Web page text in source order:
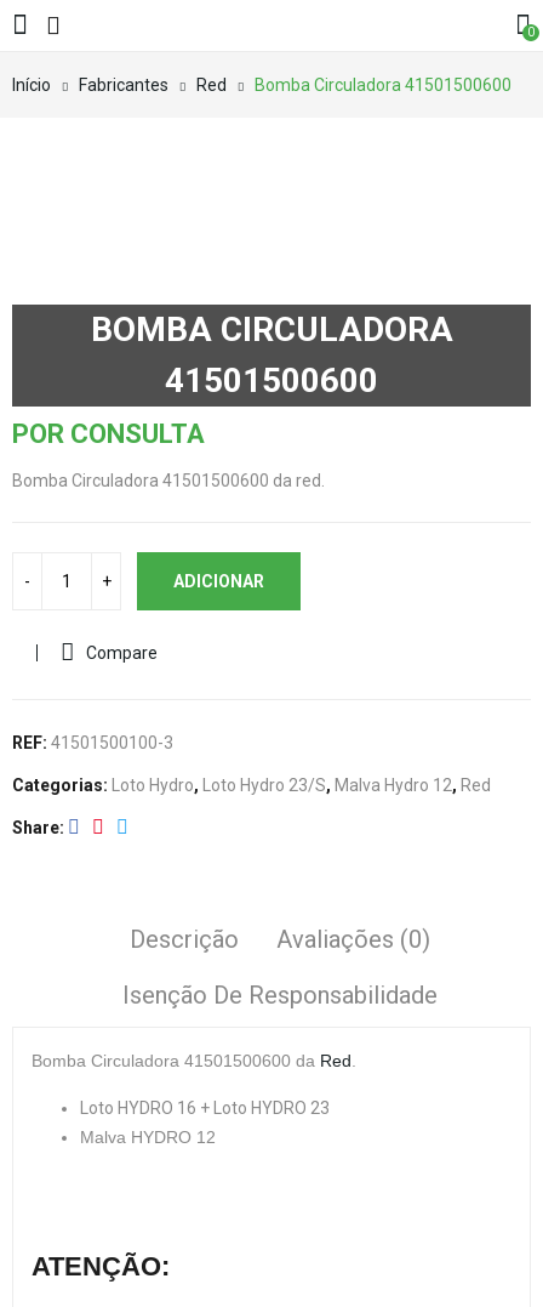
0
Início Fabricantes Red Bomba Circuladora 41501500600
BOMBA CIRCULADORA
41501500600
POR CONSULTA
Bomba Circuladora 41501500600 da red.
ADICIONAR
Compare
REF: 41501500100-3
Categorias: Loto Hydro, Loto Hydro 23/S, Malva Hydro 12, Red
Share
Descrição
Avaliações (0)
Isenção De Responsabilidade
Bomba Circuladora 41501500600 da Red
Loto HYDRO 16 + Loto HYDRO 23
Malva HYDRO 12
ATENÇÃO: